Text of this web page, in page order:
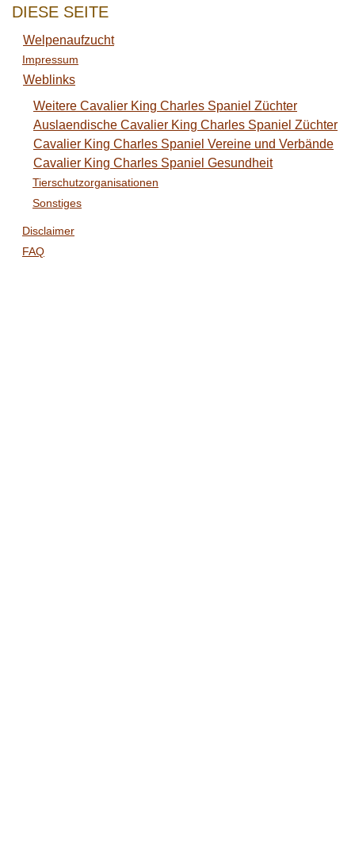
DIESE SEITE
Welpenaufzucht
Impressum
Weblinks
Weitere Cavalier King Charles Spaniel Züchter
Auslaendische Cavalier King Charles Spaniel Züchter
Cavalier King Charles Spaniel Vereine und Verbände
Cavalier King Charles Spaniel Gesundheit
Tierschutzorganisationen
Sonstiges
Disclaimer
FAQ